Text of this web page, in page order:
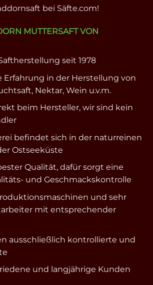
bei Säfte.com!
MUTTERSAFT VON
seit 1978
Erfahrung in der Herstellung von
Nektar, Wein u.v.m.
beim Hersteller, wir sind kein
befindet sich in der naturreinen
Ostseeküste
Qualität, dafür sorgt eine
und Geschmackskontrolle
und sehr
mit entsprechender
ausschließlich kontrollierte und
und langjährige Kunden